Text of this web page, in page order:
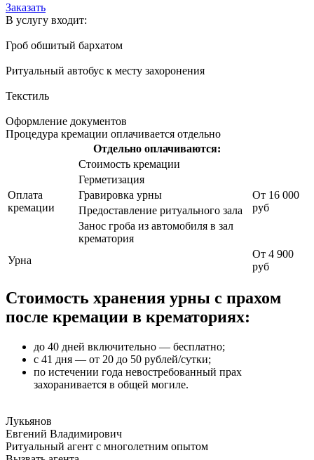
Заказать
В услугу входит:
Гроб обшитый бархатом
Ритуальный автобус к месту захоронения
Текстиль
Оформление документов
Процедура кремации оплачивается отдельно
Отдельно оплачиваются:
Оплата
кремации
Стоимость кремации
От 16 000
руб
Герметизация
Гравировка урны
Предоставление ритуального зала
Занос гроба из автомобиля в зал
крематория
Урна
От 4 900
руб
Стоимость хранения урны с прахом
после кремации в крематориях:
до 40 дней включительно — бесплатно;
с 41 дня — от 20 до 50 рублей/сутки;
по истечении года невостребованный прах
захоранивается в общей могиле.
Лукьянов
Евгений Владимирович
Ритуальный агент с многолетним опытом